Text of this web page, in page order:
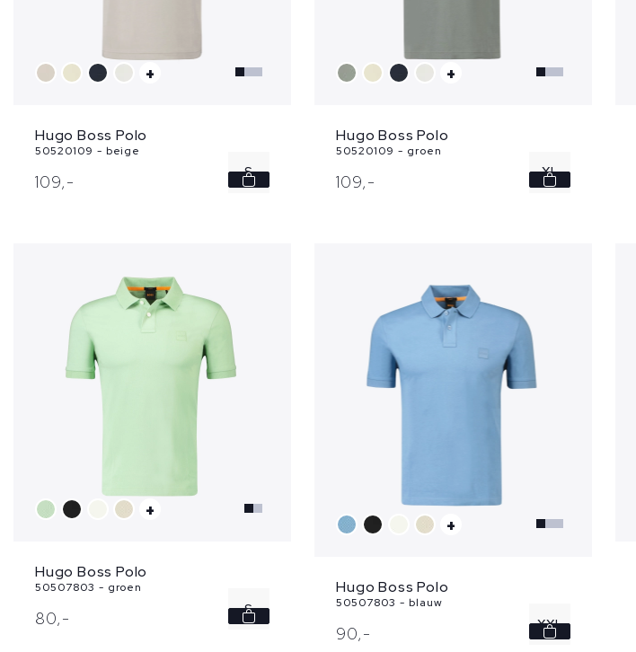
+
Hugo Boss Polo
50520109 - beige
109,- S
+
Hugo Boss Polo
50520109 - groen
109,- XL
+
Hugo Boss Polo
50507803 - groen
80,- S
+
Hugo Boss Polo
50507803 - blauw
90,- XXL